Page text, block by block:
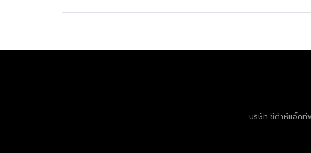
บริษัท ชีต้าห์แอ็คที